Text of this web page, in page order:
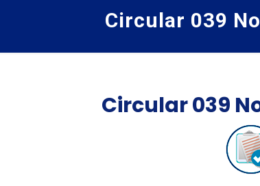
Circular 039
Circular 039